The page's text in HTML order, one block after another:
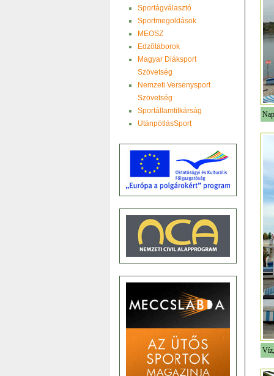
Sportágválasztó
Sportmegoldások
MEOSZ
Edzõtáborok
Magyar Diáksport
Szövetség
Nemzeti Versenysport
Szövetség
Sportállamtitkárság
UtánpótlásSport